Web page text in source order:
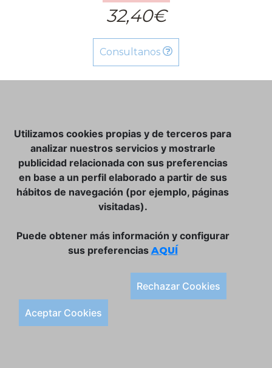
32,40€
Consultanos
CLUB VINATER
CONTACTO
TIENDA ONLINE:
Plaça de la Llibertat, 22, 07760 Ciutadella
Tlf. 971 93 78 75
Utilizamos cookies propias y de terceros para
analizar nuestros servicios y mostrarle
publicidad relacionada con sus preferencias
en base a un perfil elaborado a partir de sus
hábitos de navegación (por ejemplo, páginas
visitadas).
Puede obtener más información y configurar
sus preferencias AQUÍ
Rechazar Cookies
Aceptar Cookies